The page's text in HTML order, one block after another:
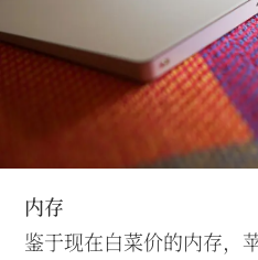
内存
鉴于现在白菜价的内存，